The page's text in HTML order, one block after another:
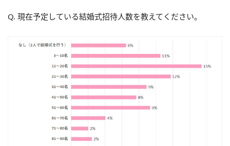
Q. 現在予定している結婚式招待人数を教えてください。